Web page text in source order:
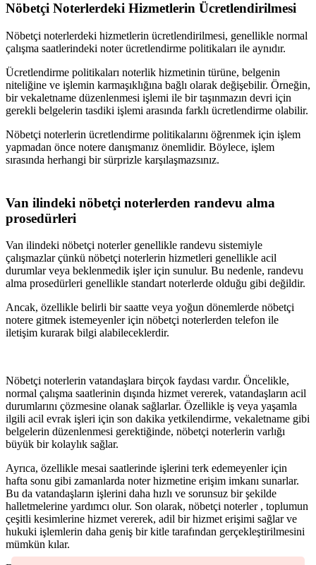
Nöbetçi Noterlerdeki Hizmetlerin Ücretlendirilmesi
Nöbetçi noterlerdeki hizmetlerin ücretlendirilmesi, genellikle normal
çalışma saatlerindeki noter ücretlendirme politikaları ile aynıdır.
Ücretlendirme politikaları noterlik hizmetinin türüne, belgenin
niteliğine ve işlemin karmaşıklığına bağlı olarak değişebilir. Örneğin,
bir vekaletname düzenlenmesi işlemi ile bir taşınmazın devri için
gerekli belgelerin tasdiki işlemi arasında farklı ücretlendirme olabilir.
Nöbetçi noterlerin ücretlendirme politikalarını öğrenmek için işlem
yapmadan önce notere danışmanız önemlidir. Böylece, işlem
sırasında herhangi bir sürprizle karşılaşmazsınız.
Van ilindeki nöbetçi noterlerden randevu alma
prosedürleri
Van ilindeki nöbetçi noterler genellikle randevu sistemiyle
çalışmazlar çünkü nöbetçi noterlerin hizmetleri genellikle acil
durumlar veya beklenmedik işler için sunulur. Bu nedenle, randevu
alma prosedürleri genellikle standart noterlerde olduğu gibi değildir.
Ancak, özellikle belirli bir saatte veya yoğun dönemlerde nöbetçi
notere gitmek istemeyenler için nöbetçi noterlerden telefon ile
iletişim kurarak bilgi alabileceklerdir.
Nöbetçi noterlerin vatandaşlara birçok faydası vardır. Öncelikle,
normal çalışma saatlerinin dışında hizmet vererek, vatandaşların acil
durumlarını çözmesine olanak sağlarlar. Özellikle iş veya yaşamla
ilgili acil evrak işleri için son dakika yetkilendirme, vekaletname gibi
belgelerin düzenlenmesi gerektiğinde, nöbetçi noterlerin varlığı
büyük bir kolaylık sağlar.
Ayrıca, özellikle mesai saatlerinde işlerini terk edemeyenler için
hafta sonu gibi zamanlarda noter hizmetine erişim imkanı sunarlar.
Bu da vatandaşların işlerini daha hızlı ve sorunsuz bir şekilde
halletmelerine yardımcı olur. Son olarak, nöbetçi noterler , toplumun
çeşitli kesimlerine hizmet vererek, adil bir hizmet erişimi sağlar ve
hukuki işlemlerin daha geniş bir kitle tarafından gerçekleştirilmesini
mümkün kılar.